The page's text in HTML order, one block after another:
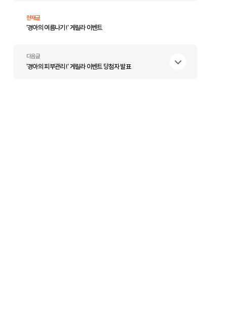
현재글
'경아의 여름나기!' 게릴라 이벤트
다음글
'경아의 피부관리!' 게릴라 이벤트 당첨자 발표